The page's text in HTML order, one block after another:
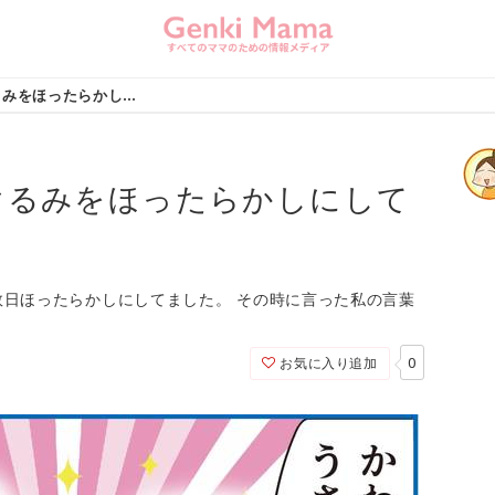
【育児漫画】ぬいぐるみをほったらかしにしてた長女
みをほったらかしにして
ほったらかしにしてました。 その時に言った私の言葉
お気に入り追加 0